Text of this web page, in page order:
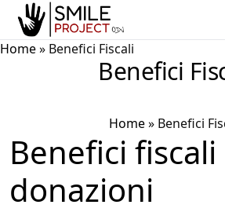
Home» Benefici Fiscali
Benefici
Home »Benefici
Benefici
donazioni